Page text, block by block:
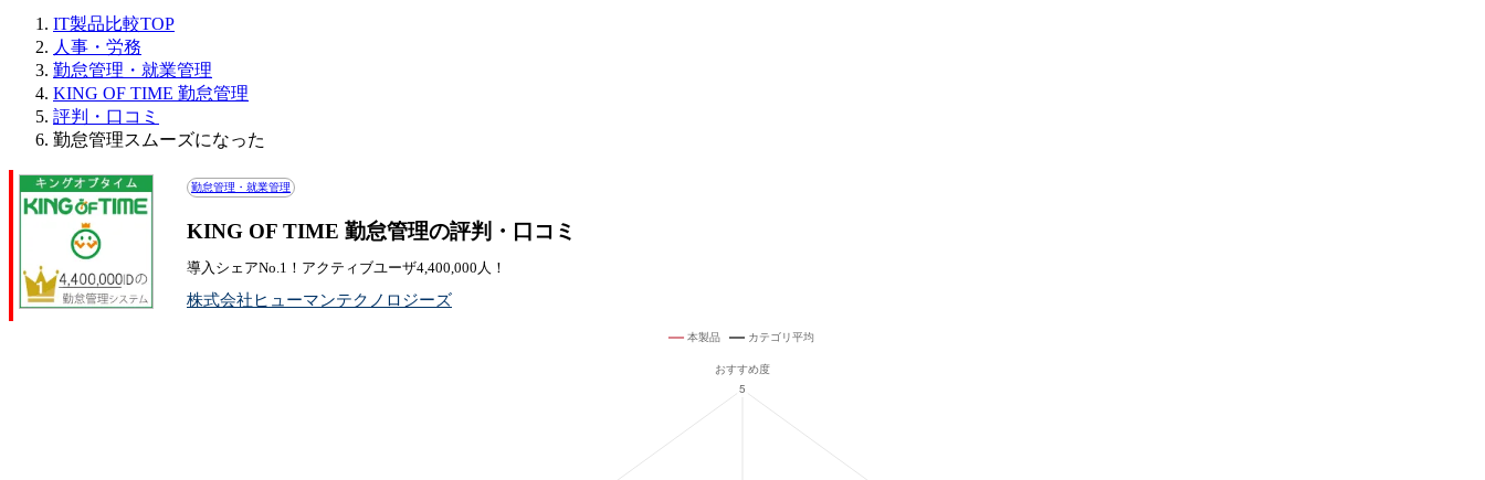
IT製品比較TOP
人事・労務
勤怠管理・就業管理
KING OF TIME 勤怠管理
評判・口コミ
勤怠管理スムーズになった
勤怠管理・就業管理
KING OF TIME 勤怠管理の評判・口コミ
導入シェアNo.1！アクティブユーザ4,400,000人！
株式会社ヒューマンテクノロジーズ